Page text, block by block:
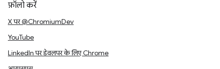
फ़ॉलो करें
X पर @ChromiumDev
YouTube
LinkedIn पर डेवलपर के लिए Chrome